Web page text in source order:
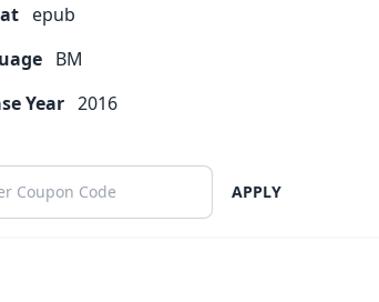
epub
BM
Year 2016
APPLY